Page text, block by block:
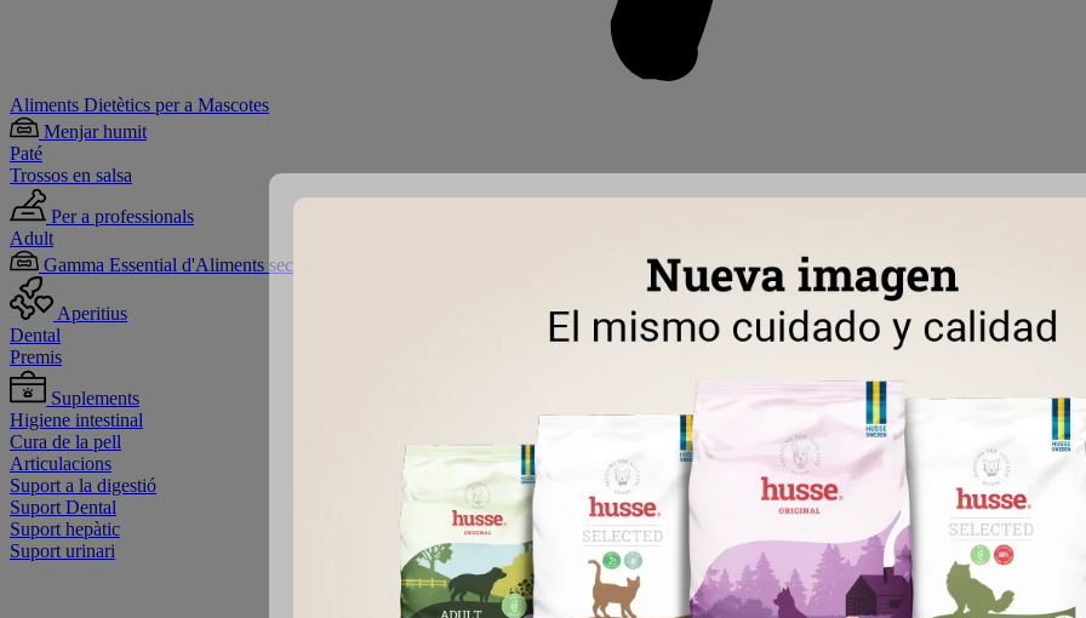
Aliments Dietètics per a Mascotes
Menjar humit
Paté
Trossos en salsa
Per a professionals
Adult
Gamma Essential d'Aliments secs
Aperitius
Dental
Premis
Suplements
Higiene intestinal
Cura de la pell
Articulacions
Suport a la digestió
Suport Dental
Suport hepàtic
Suport urinari